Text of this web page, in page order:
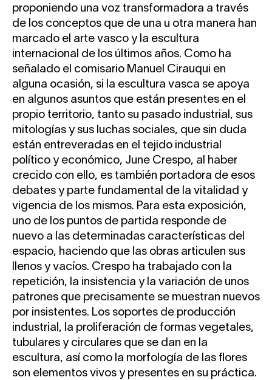
proponiendo una voz transformadora a través
de los conceptos que de una u otra manera han
marcado el arte vasco y la escultura
internacional de los últimos años. Como ha
señalado el comisario Manuel Cirauqui en
alguna ocasión, si la escultura vasca se apoya
en algunos asuntos que están presentes en el
propio territorio, tanto su pasado industrial, sus
mitologías y sus luchas sociales, que sin duda
están entreveradas en el tejido industrial
político y económico, June Crespo, al haber
crecido con ello, es también portadora de esos
debates y parte fundamental de la vitalidad y
vigencia de los mismos. Para esta exposición,
uno de los puntos de partida responde de
nuevo a las determinadas características del
espacio, haciendo que las obras articulen sus
llenos y vacíos. Crespo ha trabajado con la
repetición, la insistencia y la variación de unos
patrones que precisamente se muestran nuevos
por insistentes. Los soportes de producción
industrial, la proliferación de formas vegetales,
tubulares y circulares que se dan en la
escultura, así como la morfología de las flores
son elementos vivos y presentes en su práctica.